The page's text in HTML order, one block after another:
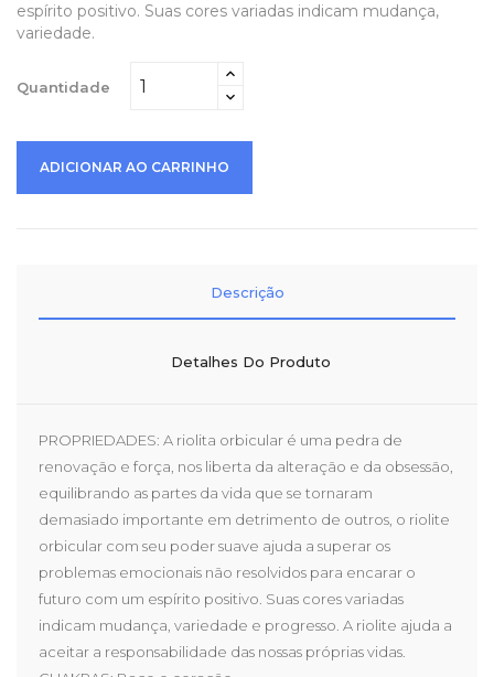
espírito positivo. Suas cores variadas indicam mudança,
variedade.
Quantidade
ADICIONAR AO CARRINHO
Descrição
Detalhes Do Produto
PROPRIEDADES: A riolita orbicular é uma pedra de
renovação e força, nos liberta da alteração e da obsessão,
equilibrando as partes da vida que se tornaram
demasiado importante em detrimento de outros, o riolite
orbicular com seu poder suave ajuda a superar os
problemas emocionais não resolvidos para encarar o
futuro com um espírito positivo. Suas cores variadas
indicam mudança, variedade e progresso. A riolite ajuda a
aceitar a responsabilidade das nossas próprias vidas.